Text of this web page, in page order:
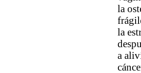
la
la
a